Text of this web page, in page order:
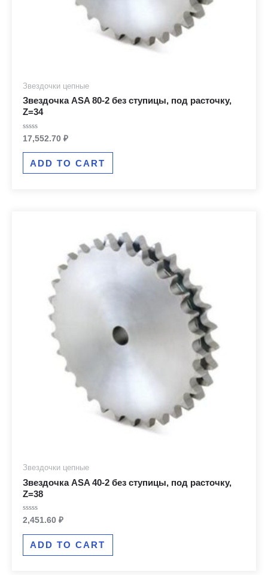
Звездочки цепные
Звездочка ASA 80-2 без ступицы, под расточку,
Z=34
Rated
out
17,552.70 ₽
ADD TO CART
Звездочки цепные
Звездочка ASA 40-2 без ступицы, под расточку,
Z=38
Rated
out
2,451.60 ₽
ADD TO CART